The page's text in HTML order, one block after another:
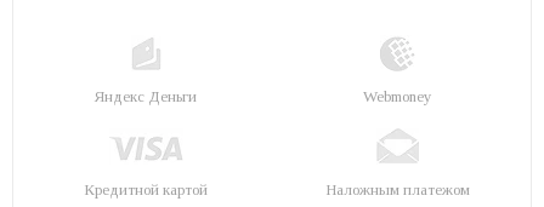
Яндекс Деньги Webmoney
Кредитной картой Наложным платежом